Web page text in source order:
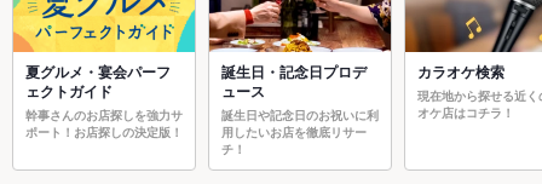
夏グルメ・宴会パーフ
ェクトガイド
幹事さんのお店探しを強力サ
ポート！お店探しの決定版！
誕生日・記念日プロデ
ュース
誕生日や記念日のお祝いに利
用したいお店を徹底リサー
チ！
カラオケ検索
現在地から探せる近く
オケ店はコチラ！